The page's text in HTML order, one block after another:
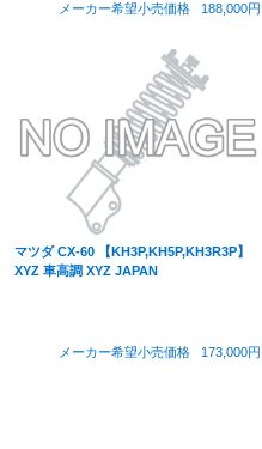
メーカー希望小売価格 188,000円
マツダ CX-60 【KH3P,KH5P,KH3R3P】
XYZ 車高調 XYZ JAPAN
メーカー希望小売価格 173,000円